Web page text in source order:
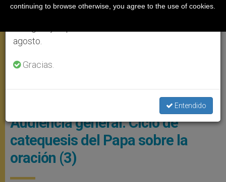
Tercera Catequesis Del Papa Francisco Sobre La Oración, 20 Mayo
2020 © Vatican Media
Audiencia general: Ciclo de
catequesis del Papa sobre la
oración (3)
agosto.
Gracias.
Entendido
continuing to browse otherwise, you agree to the use of cookies.